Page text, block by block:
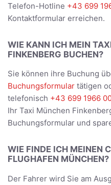
Telefon-Hotline +43 699
Kontaktformular erreichen.
WIE KANN ICH MEIN
FINKENBERG BUCHEN?
Sie können ihre Buchung
Buchungsformular tätigen
telefonisch +43 699 1966
Ihr Taxi München
Buchungsformular und
WIE FINDE ICH MEINEN
FLUGHAFEN MÜNCHEN?
Der Fahrer wird Sie am